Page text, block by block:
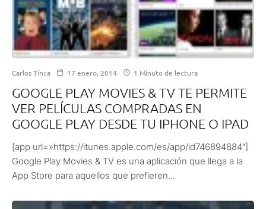
Carlos Tinca 17 enero, 2014 1 Minuto de lectura
GOOGLE PLAY MOVIES & TV TE PERMITE
VER PELÍCULAS COMPRADAS EN
GOOGLE PLAY DESDE TU IPHONE O IPAD
[app url=»https://itunes.apple.com/es/app/id746894884″]
Google Play Movies & TV es una aplicación que llega a la
App Store para aquellos que prefieren...